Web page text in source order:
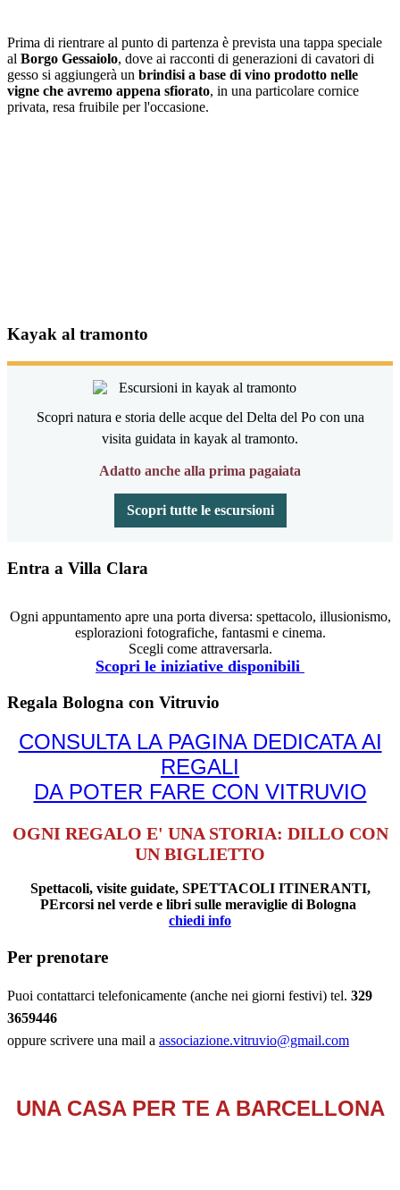
Prima di rientrare al punto di partenza è prevista una tappa speciale
al Borgo Gessaiolo, dove ai racconti di generazioni di cavatori di
gesso si aggiungerà un brindisi a base di vino prodotto nelle
vigne che avremo appena sfiorato, in una particolare cornice
privata, resa fruibile per l'occasione.
Kayak al tramonto
Scopri natura e storia delle acque del Delta del Po con una
visita guidata in kayak al tramonto.
Adatto anche alla prima pagaiata
Scopri tutte le escursioni
Entra a Villa Clara
Ogni appuntamento apre una porta diversa: spettacolo, illusionismo,
esplorazioni fotografiche, fantasmi e cinema.
Scegli come attraversarla.
Scopri le iniziative disponibili
Regala Bologna con Vitruvio
CONSULTA LA PAGINA DEDICATA AI
REGALI
DA POTER FARE CON VITRUVIO
OGNI REGALO E' UNA STORIA: DILLO CON
UN BIGLIETTO
Spettacoli, visite guidate, SPETTACOLI ITINERANTI,
PErcorsi nel verde e libri sulle meraviglie di Bologna
chiedi info
Per prenotare
Puoi contattarci telefonicamente (anche nei giorni festivi) tel. 329
3659446
oppure scrivere una mail a associazione.vitruvio@gmail.com
UNA CASA PER TE A BARCELLONA